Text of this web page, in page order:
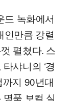
드 녹화에서
인만큼 강렬
펼쳤다. 스
샤니의 ‘경
까지 90년대
품 보컬 실